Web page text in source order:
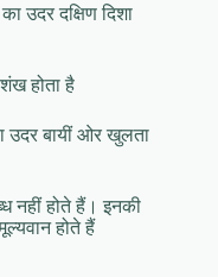
उदर दक्षिण दिशा
होता है
उदर बायीं ओर खुलता
नहीं होते हैं। इनकी
होते हैं